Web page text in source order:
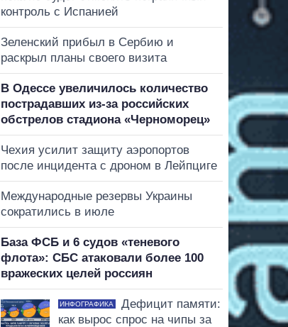
контроль с Испанией
Зеленский прибыл в Сербию и
раскрыл планы своего визита
В Одессе увеличилось количество
пострадавших из-за российских
обстрелов стадиона «Черноморец»
Чехия усилит защиту аэропортов
после инцидента с дроном в Лейпциге
Международные резервы Украины
сократились в июле
База ФСБ и 6 судов «теневого
флота»: СБС атаковали более 100
вражеских целей россиян
ИНФОГРАФИКА
Дефицит памяти:
как вырос спрос на чипы за